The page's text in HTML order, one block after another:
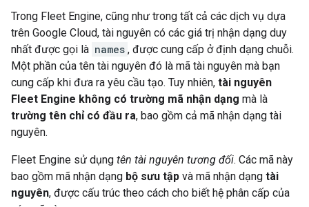
Trong Fleet Engine, cũng như trong tất cả các dịch vụ dựa
trên Google Cloud, tài nguyên có các giá trị nhận dạng duy
nhất được gọi là names , được cung cấp ở định dạng chuỗi.
Một phần của tên tài nguyên đó là mã tài nguyên mà bạn
cung cấp khi đưa ra yêu cầu tạo. Tuy nhiên, tài nguyên
Fleet Engine không có trường mã nhận dạng mà là
trường tên chỉ có đầu ra, bao gồm cả mã nhận dạng tài
nguyên.
Fleet Engine sử dụng tên tài nguyên tương đối. Các mã này
bao gồm mã nhận dạng bộ sưu tập và mã nhận dạng tài
nguyên, được cấu trúc theo cách cho biết hệ phân cấp của